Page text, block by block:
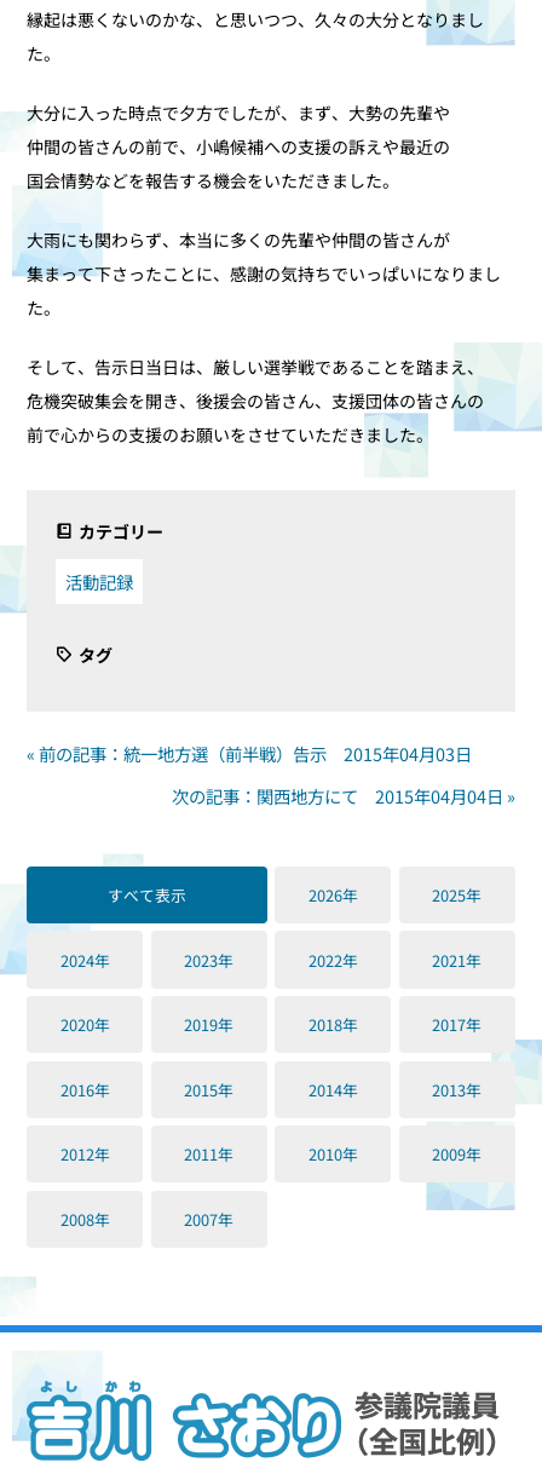
縁起は悪くないのかな、と思いつつ、久々の大分となりまし
た。
大分に入った時点で夕方でしたが、まず、大勢の先輩や
仲間の皆さんの前で、小嶋候補への支援の訴えや最近の
国会情勢などを報告する機会をいただきました。
大雨にも関わらず、本当に多くの先輩や仲間の皆さんが
集まって下さったことに、感謝の気持ちでいっぱいになりまし
た。
そして、告示日当日は、厳しい選挙戦であることを踏まえ、
危機突破集会を開き、後援会の皆さん、支援団体の皆さんの
前で心からの支援のお願いをさせていただきました。
カテゴリー
活動記録
タグ
« 前の記事：統一地方選（前半戦）告示 2015年04月03日
次の記事：関西地方にて 2015年04月04日 »
すべて表示 2026年 2025年
2024年 2023年 2022年 2021年
2020年 2019年 2018年 2017年
2016年 2015年 2014年 2013年
2012年 2011年 2010年 2009年
2008年 2007年